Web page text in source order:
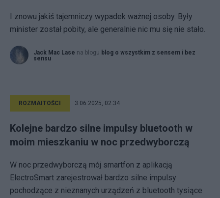
I znowu jakiś tajemniczy wypadek ważnej osoby. Były
minister został pobity, ale generalnie nic mu się nie stało.
Jack Mac Lase na blogu blog o wszystkim z sensem i bez
sensu
ROZMAITOŚCI 3.06.2025, 02:34
Kolejne bardzo silne impulsy bluetooth w
moim mieszkaniu w noc przedwyborczą
W noc przedwyborczą mój smartfon z aplikacją
ElectroSmart zarejestrował bardzo silne impulsy
pochodzące z nieznanych urządzeń z bluetooth tysiące